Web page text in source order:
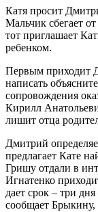
Катя просит
Мальчик сбегает
тот приглашает
ребенком.
Первым приходит
написать
сопровождения
Кирилл
лишит отца
Дмитрий
предлагает Кате
Гришу отдали в
Игнатенко
дает срок – три
сообщает Брыкину,